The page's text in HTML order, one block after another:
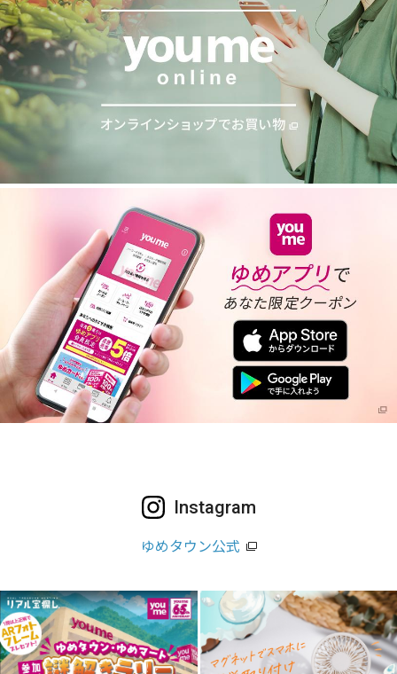
Instagram
ゆめタウン公式